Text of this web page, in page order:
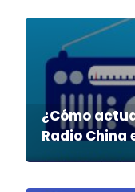
¿Cómo
Radio China